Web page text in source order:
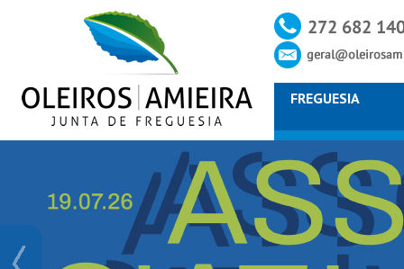
FREGUESIA